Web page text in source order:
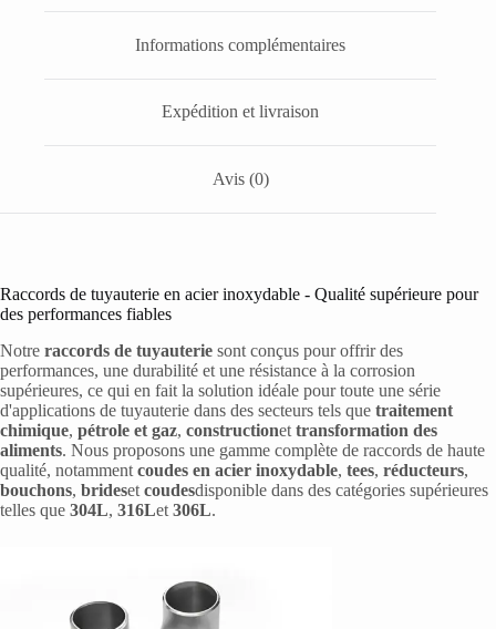
Informations complémentaires
Expédition et livraison
Avis (0)
Raccords de tuyauterie en acier inoxydable - Qualité supérieure pour
des performances fiables
Notre raccords de tuyauterie sont conçus pour offrir des
performances, une durabilité et une résistance à la corrosion
supérieures, ce qui en fait la solution idéale pour toute une série
d'applications de tuyauterie dans des secteurs tels que traitement
chimique, pétrole et gaz, constructionet transformation des
aliments. Nous proposons une gamme complète de raccords de haute
qualité, notamment coudes en acier inoxydable, tees, réducteurs,
bouchons, brideset coudesdisponible dans des catégories supérieures
telles que 304L, 316Let 306L.